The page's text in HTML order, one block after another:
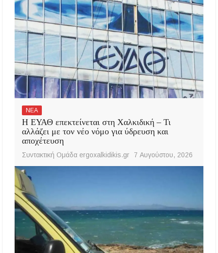
ΝΕΑ
Η ΕΥΑΘ επεκτείνεται στη Χαλκιδική – Τι
αλλάζει με τον νέο νόμο για ύδρευση και
αποχέτευση
Συντακτική Ομάδα ergoxalkidikis.gr 7 Αυγούστου, 2026